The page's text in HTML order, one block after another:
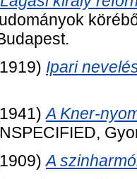
Ipari
A Kner-
A